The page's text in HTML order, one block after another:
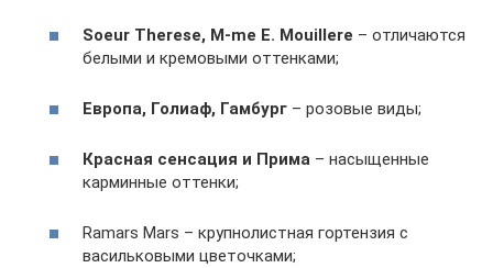
Soeur Therese, M-me E. Mouillere – отличаются
белыми и кремовыми оттенками;
Европа, Голиаф, Гамбург – розовые виды;
Красная сенсация и Прима – насыщенные
карминные оттенки;
Ramars Mars – крупнолистная гортензия с
васильковыми цветочками;